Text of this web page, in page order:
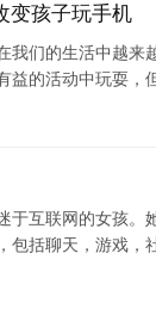
变孩子玩手机
我们的生活中越来
益的活动中玩耍，
于互联网的女孩。
包括聊天，游戏，